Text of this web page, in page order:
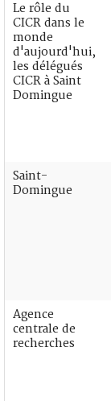
Le rôle du
CICR dans le
monde
d'aujourd'hui,
les délégués
CICR à Saint
Domingue
Saint-
Domingue
Agence
centrale de
recherches